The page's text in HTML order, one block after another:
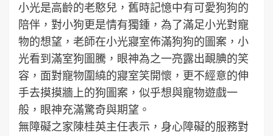
小光是高齡的老憨兒，舊時記憶中有可愛狗狗的
陪伴，對小狗更是情有獨鍾，為了滿足小光對寵
物的想望，老師在小光寢室佈滿狗狗的圖案，小
光看到滿室狗圖騰，眼神為之一亮露出靦腆的笑
容，面對寵物圍繞的寢室笑開懷，更不經意的伸
手去摸摸牆上的狗圖案，似乎想與寵物遊戲一
般，眼神充滿驚奇與期望。
無障礙之家陳桂英主任表示，身心障礙的服務對